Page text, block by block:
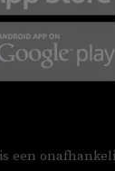
een